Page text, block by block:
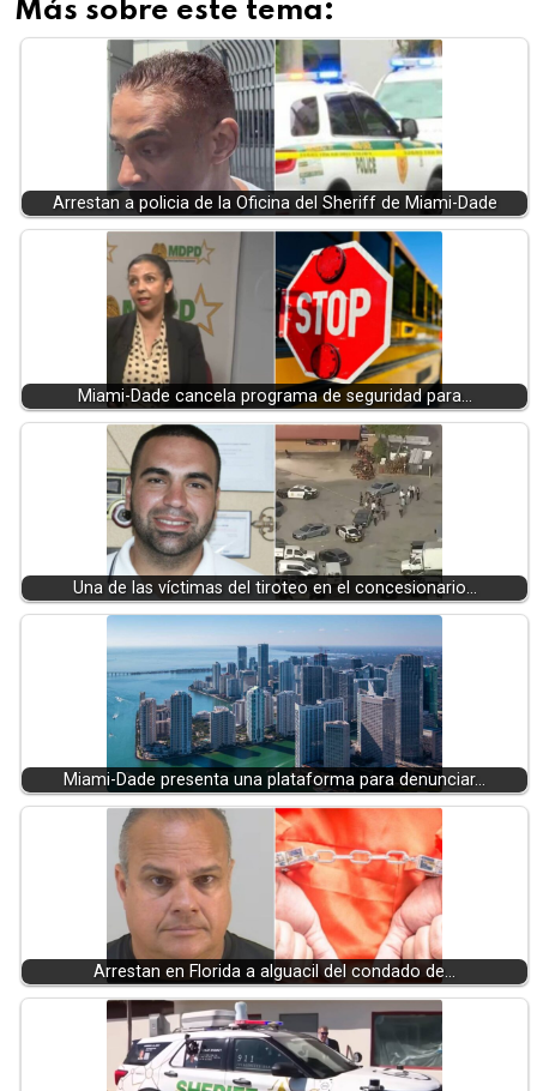
Más sobre este tema:
Arrestan a policia de la Oficina del Sheriff de Miami-Dade
Miami-Dade cancela programa de seguridad para…
Una de las víctimas del tiroteo en el concesionario…
Miami-Dade presenta una plataforma para denunciar…
Arrestan en Florida a alguacil del condado de…